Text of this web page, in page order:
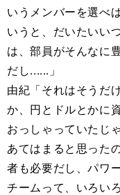
いうメンバーを選べ
いうと、だいたいい
は、部員がそんなに
だし......」
由紀「それはそうだ
か、円とドルとかに
おっしゃっていたじ
あてはまると思った
者も必要だし、パワ
チームって、いろい